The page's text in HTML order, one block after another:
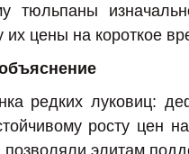
тюльпаны
их цены на короткое
редких луковиц:
росту цен
элитам